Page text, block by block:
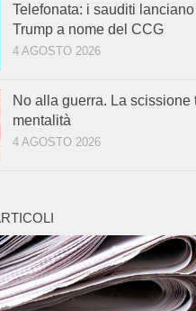
Telefonata: i sauditi
Trump a nome del CCG
4 AGOSTO 2026
No alla guerra. La scissione
mentalità
4 AGOSTO 2026